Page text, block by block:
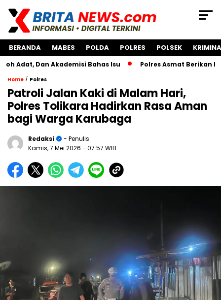
BERANDA MABES POLDA POLRES POLSEK
Akademisi Bahas Isu Polres Asmat Berikan Bantuan
Home / Polres
Patroli Jalan Kaki di Malam Hari,
Polres Tolikara Hadirkan Rasa Aman
bagi Warga Karubaga
Redaksi
- Penulis
Kamis, 7 Mei 2026 - 07:57 WIB